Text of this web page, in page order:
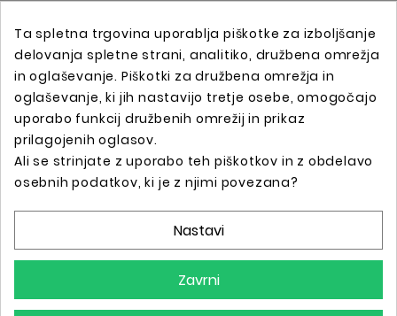
Spletna trgovina s profesionalno tattoo opremo !
Ta spletna trgovina uporablja piškotke za izboljšanje
delovanja spletne strani, analitiko, družbena omrežja
in oglaševanje. Piškotki za družbena omrežja in
oglaševanje, ki jih nastavijo tretje osebe, omogočajo
uporabo funkcij družbenih omrežij in prikaz
prilagojenih oglasov.
Ali se strinjate z uporabo teh piškotkov in z obdelavo
osebnih podatkov, ki je z njimi povezana?
Nastavi
Zavrni